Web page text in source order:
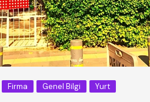
Firma Genel Bilgi Yurt